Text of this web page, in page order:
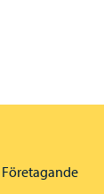
Företagande